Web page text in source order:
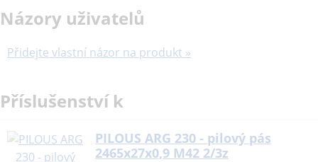
Názory uživatelů
Přidejte vlastní názor na produkt »
Příslušenství k
PILOUS ARG 230 - pilový pás
2465x27x0,9 M42 2/3z